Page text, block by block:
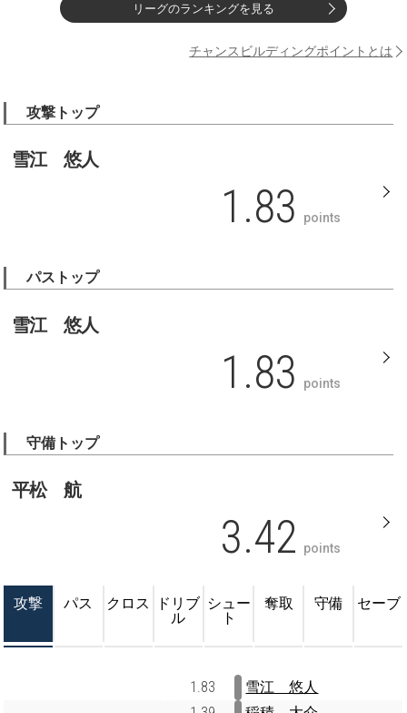
リーグのランキングを見る
チャンスビルディングポイントとは
攻撃トップ
雪江 悠人
1.83 points
パストップ
雪江 悠人
1.83 points
守備トップ
平松 航
3.42 points
攻撃 パス クロス
ドリブ
ル
シュー
ト
奪取 守備 セーブ
1.83
雪江 悠人